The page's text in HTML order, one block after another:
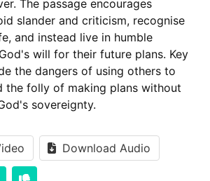
The passage encourages
slander and criticism, recognise
and instead live in humble
will for their future plans. Key
the dangers of using others to
the folly of making plans without
sovereignty.
Download Audio